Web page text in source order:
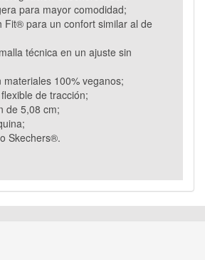
para mayor comodidad;
Fit® para un confort similar al de
técnica en un ajuste sin
materiales 100% veganos;
de tracción;
de 5,08 cm;
Skechers®.